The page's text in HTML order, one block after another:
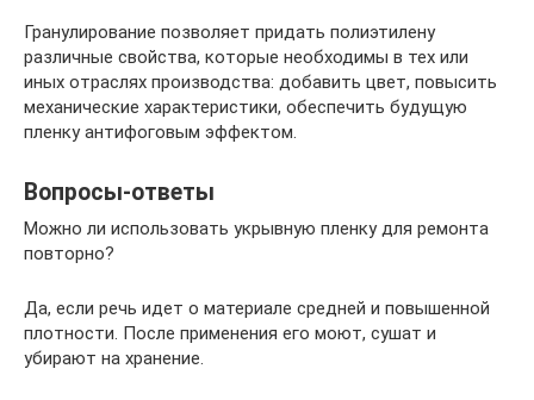
Гранулирование позволяет придать полиэтилену
различные свойства, которые необходимы в тех или
иных отраслях производства: добавить цвет, повысить
механические характеристики, обеспечить будущую
пленку антифоговым эффектом.
Вопросы-ответы
Можно ли использовать укрывную пленку для ремонта
повторно?
Да, если речь идет о материале средней и повышенной
плотности. После применения его моют, сушат и
убирают на хранение.